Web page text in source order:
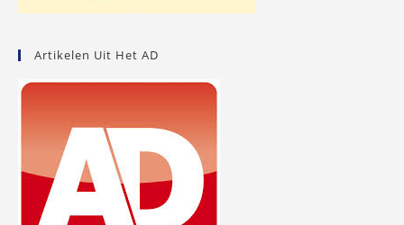
Artikelen Uit Het AD